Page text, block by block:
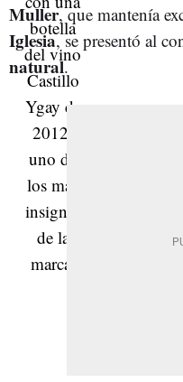
Muller, que mantenía
Iglesia, se presentó al
natural.